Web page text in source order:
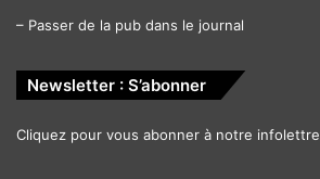
– Passer de la pub dans le journal
Newsletter : S’abonner
Cliquez pour vous abonner à notre infolettre